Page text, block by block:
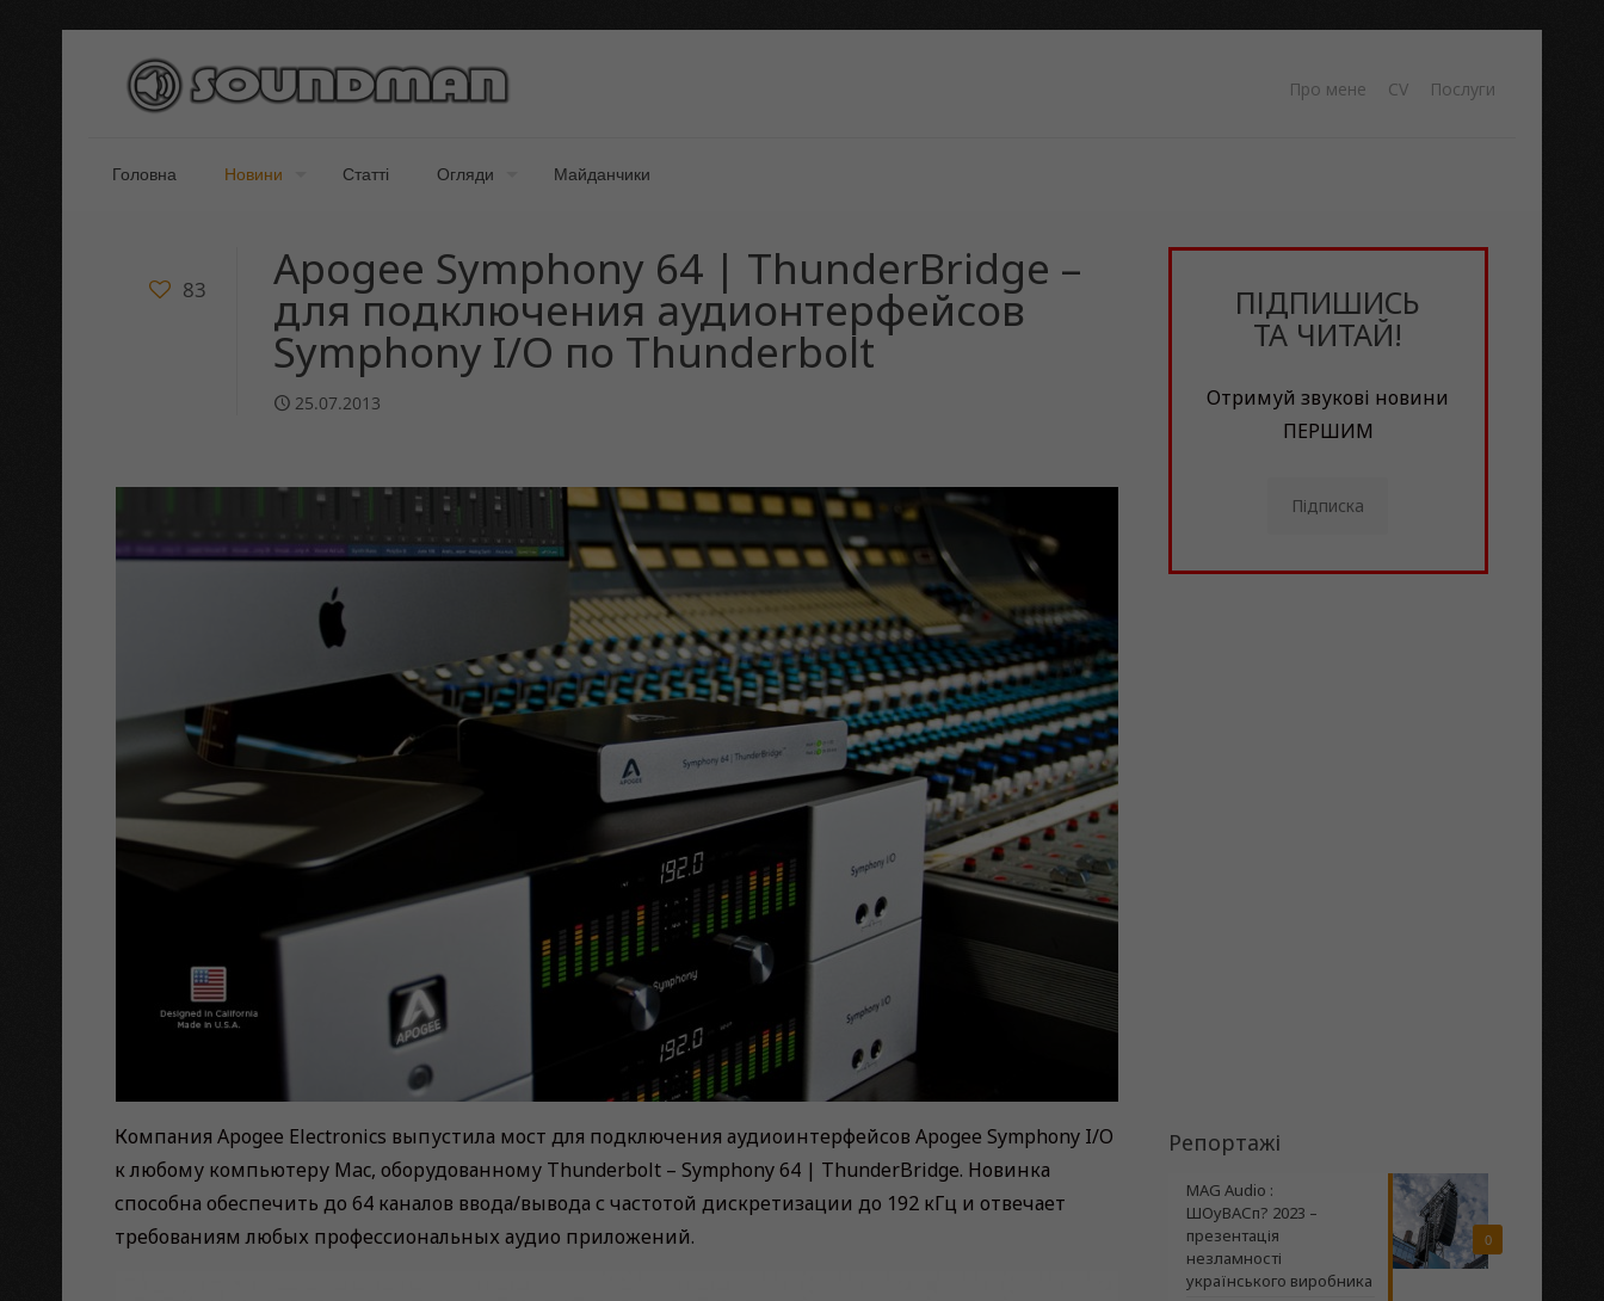
Головна Новини Статті Огляди Майданчики
Про мене CV Послуги
83 Apogee Symphony 64 | ThunderBridge –
для подключения аудионтерфейсов
Symphony I/O по Thunderbolt
25.07.2013
Компания Apogee Electronics выпустила мост для подключения аудиoинтерфейсов Apogee Symphony I/O
к любому компьютеру Mac, оборудованному Thunderbolt – Symphony 64 | ThunderBridge. Новинка
способна обеспечить до 64 каналов ввода/вывода с частотой дискретизации до 192 кГц и отвечает
требованиям любых профессиональных аудио приложений.
ПІДПИШИСЬ
ТА ЧИТАЙ!
Отримуй звукові новини
ПЕРШИМ
Підписка
Репортажі
0
MAG Audio :
ШОуВАСп? 2023 –
презентація
незламності
українського виробника